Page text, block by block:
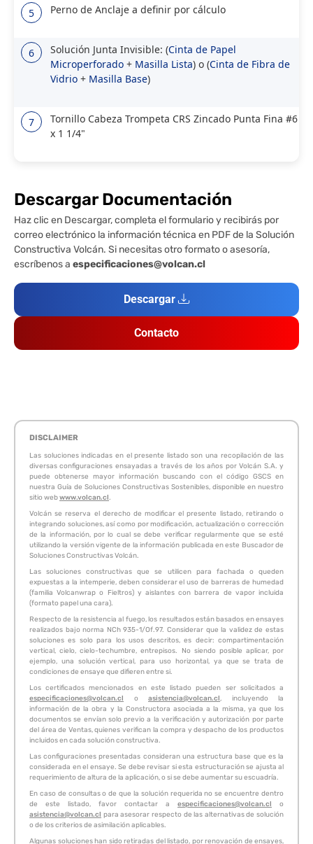
5 Perno de Anclaje a definir por cálculo
6 Solución Junta Invisible: (Cinta de Papel
Microperforado + Masilla Lista) o (Cinta de Fibra de
Vidrio + Masilla Base)
7
Tornillo Cabeza Trompeta CRS Zincado Punta Fina #6
x 1 1/4"
Descargar Documentación
Haz clic en Descargar, completa el formulario y recibirás por
correo electrónico la información técnica en PDF de la Solución
Constructiva Volcán. Si necesitas otro formato o asesoría,
escríbenos a especificaciones@volcan.cl
Descargar
Contacto
DISCLAIMER
Las soluciones indicadas en el presente listado son una recopilación de las
diversas configuraciones ensayadas a través de los años por Volcán S.A. y
puede obtenerse mayor información buscando con el código GSCS en
nuestra Guía de Soluciones Constructivas Sostenibles, disponible en nuestro
sitio webwww.volcan.cl.
Volcán se reserva el derecho de modificar el presente listado, retirando o
integrando soluciones, así como por modificación, actualización o corrección
de la información, por lo cual se debe verificar regularmente que se esté
utilizando la versión vigente de la información publicada en este Buscador de
Soluciones Constructivas Volcán.
Las soluciones constructivas que se utilicen para fachada o queden
expuestas a la intemperie, deben considerar el uso de barreras de humedad
(familia Volcanwrap o Fieltros) y aislantes con barrera de vapor incluida
(formato papel una cara).
Respecto de la resistencia al fuego, los resultados están basados en ensayes
realizados bajo norma NCh 935-1/Of.97. Considerar que la validez de estas
soluciones es solo para los usos descritos, es decir: compartimentación
vertical, cielo, cielo-techumbre, entrepisos. No siendo posible aplicar, por
ejemplo, una solución vertical, para uso horizontal, ya que se trata de
condiciones de ensaye que difieren entre si.
Los certificados mencionados en este listado pueden ser solicitados a
especificaciones@volcan.cl o asistencia@volcan.cl, incluyendo la
información de la obra y la Constructora asociada a la misma, ya que los
documentos se envían solo previo a la verificación y autorización por parte
del área de Ventas, quienes verifican la compra y despacho de los productos
incluidos en cada solución constructiva.
Las configuraciones presentadas consideran una estructura base que es la
considerada en el ensaye. Se debe revisar si esta estructuración se ajusta al
requerimiento de altura de la aplicación, o si se debe aumentar su escuadría.
En caso de consultas o de que la solución requerida no se encuentre dentro
de este listado, favor contactar a especificaciones@volcan.cl o
asistencia@volcan.cl para asesorar respecto de las alternativas de solución
o de los criterios de asimilación aplicables.
Algunas soluciones han sido retiradas del listado, por renovación de ensayes,